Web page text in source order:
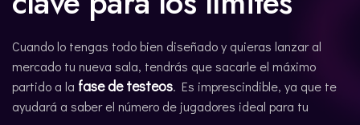
Cuando lo tengas todo bien diseñado y quieras lanzar al
mercado tu nueva sala, tendrás que sacarle el máximo
partido a la fase de testeos. Es imprescindible, ya que te
ayudará a saber el número de jugadores ideal para tu